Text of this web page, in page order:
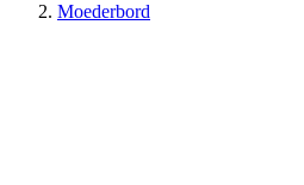
Moederbord